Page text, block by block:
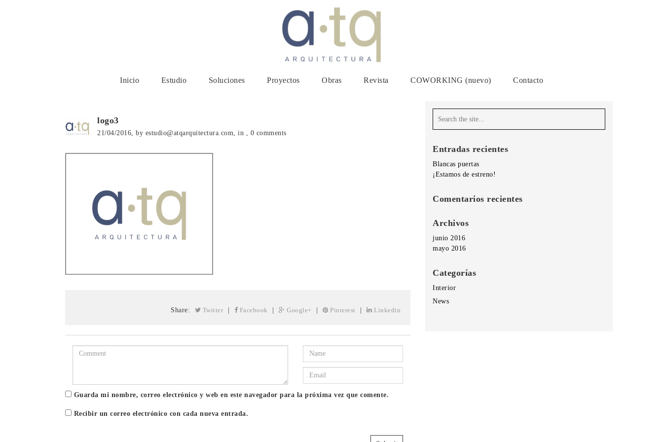
Inicio Estudio Soluciones Proyectos Obras Revista COWORKING (nuevo) Contacto
logo3
21/04/2016, by estudio@atqarquitectura.com, in , 0 comments
Share: Twitter Facebook Google+ Pinterest Linkedin
Guarda mi nombre, correo electrónico y web en este navegador para la próxima vez que comente.
Recibir un correo electrónico con cada nueva entrada.
Entradas recientes
Blancas puertas
¡Estamos de estreno!
Comentarios recientes
Archivos
junio 2016
mayo 2016
Categorías
Interior
News